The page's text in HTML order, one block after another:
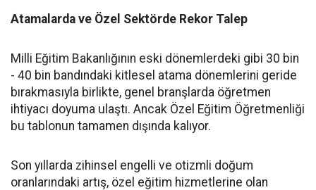
Atamalarda ve Özel Sektörde Rekor Talep
​Milli Eğitim Bakanlığının eski dönemlerdeki gibi 30 bin
- 40 bin bandındaki kitlesel atama dönemlerini geride
bırakmasıyla birlikte, genel branşlarda öğretmen
ihtiyacı doyuma ulaştı. Ancak Özel Eğitim Öğretmenliği
bu tablonun tamamen dışında kalıyor.
​Son yıllarda zihinsel engelli ve otizmli doğum
oranlarındaki artış, özel eğitim hizmetlerine olan